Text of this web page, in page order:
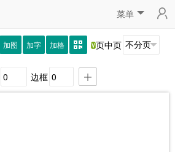
菜单
加图 加字 加格 页中页
边框